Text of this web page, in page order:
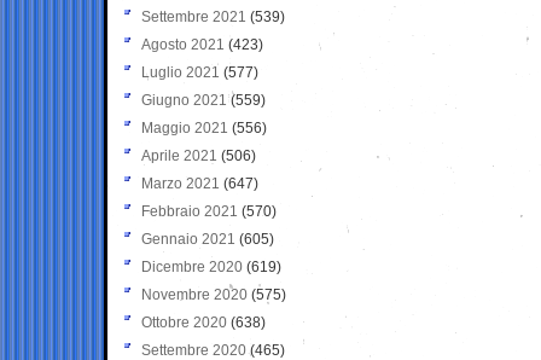
Settembre 2021 (539)
Agosto 2021 (423)
Luglio 2021 (577)
Giugno 2021(559)
Maggio 2021 (556)
Aprile 2021 (506)
Marzo 2021 (647)
Febbraio 2021 (570)
Gennaio 2021 (605)
Dicembre 2020 (619)
Novembre 2020 (575)
Ottobre 2020 (638)
Settembre 2020(465)